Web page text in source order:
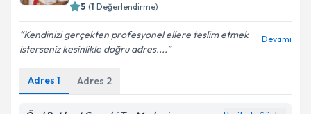
5 (1 Değerlendirme)
Kendinizi gerçekten profesyonel ellere teslim etmek
isterseniz kesinlikle doğru adres....
Devamı
Adres 1 Adres 2